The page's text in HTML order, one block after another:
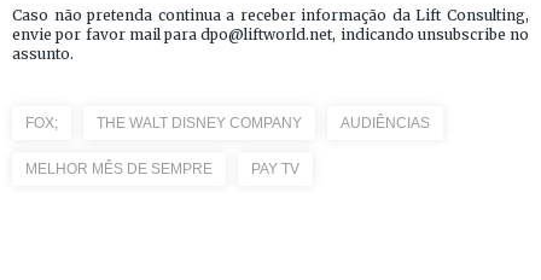
Caso não pretenda continua a receber informação da Lift Consulting,
envie por favor mail para dpo@liftworld.net, indicando unsubscribe no
assunto.
FOX; THE WALT DISNEY COMPANY AUDIÊNCIAS
MELHOR MÊS DE SEMPRE PAY TV